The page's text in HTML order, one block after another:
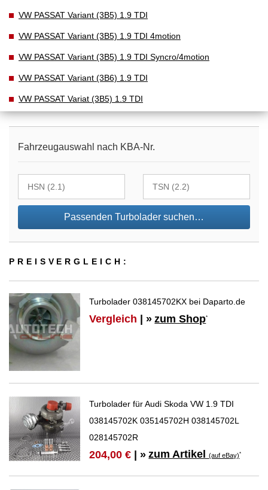
VW PASSAT Variant (3B5) 1.9 TDI
VW PASSAT Variant (3B5) 1.9 TDI 4motion
VW PASSAT Variant (3B5) 1.9 TDI Syncro/4motion
VW PASSAT Variant (3B6) 1.9 TDI
VW PASSAT Variat (3B5) 1.9 TDI
Fahrzeugauswahl nach KBA-Nr.
Passenden Turbolader suchen…
PREIS­VER­GLEICH:
Turbolader 038145702KX bei Daparto.de
Vergleich | » zum Shop*
Turbolader für Audi Skoda VW 1.9 TDI
038145702K 035145702H 038145702L
028145702R
204,00 € | » zum Artikel(auf eBay)*